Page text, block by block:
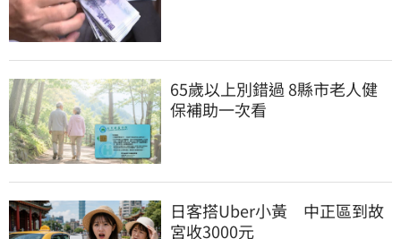
65歲以上別錯過 8縣市老人健
保補助一次看
日客搭Uber小黃　中正區到故
宮收3000元